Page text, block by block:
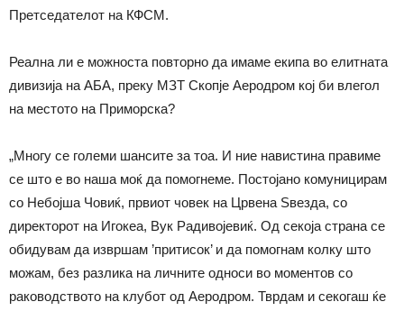
Претседателот на КФСМ.
Реална ли е можноста повторно да имаме екипа во елитната
дивизија на АБА, преку МЗТ Скопје Аеродром кој би влегол
на местото на Приморска?
„Многу се големи шансите за тоа. И ние навистина правиме
се што е во наша моќ да помогнеме. Постојано комуницирам
со Небојша Човиќ, првиот човек на Црвена Ѕвезда, со
директорот на Игокеа, Вук Радивојевиќ. Од секоја страна се
обидувам да извршам ’притисок’ и да помогнам колку што
можам, без разлика на личните односи во моментов со
раководството на клубот од Аеродром. Тврдам и секогаш ќе